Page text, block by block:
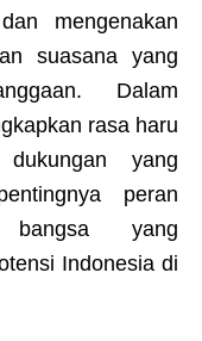
mengenakan
suasana yang
Dalam
rasa haru
yang
peran
yang
Indonesia di